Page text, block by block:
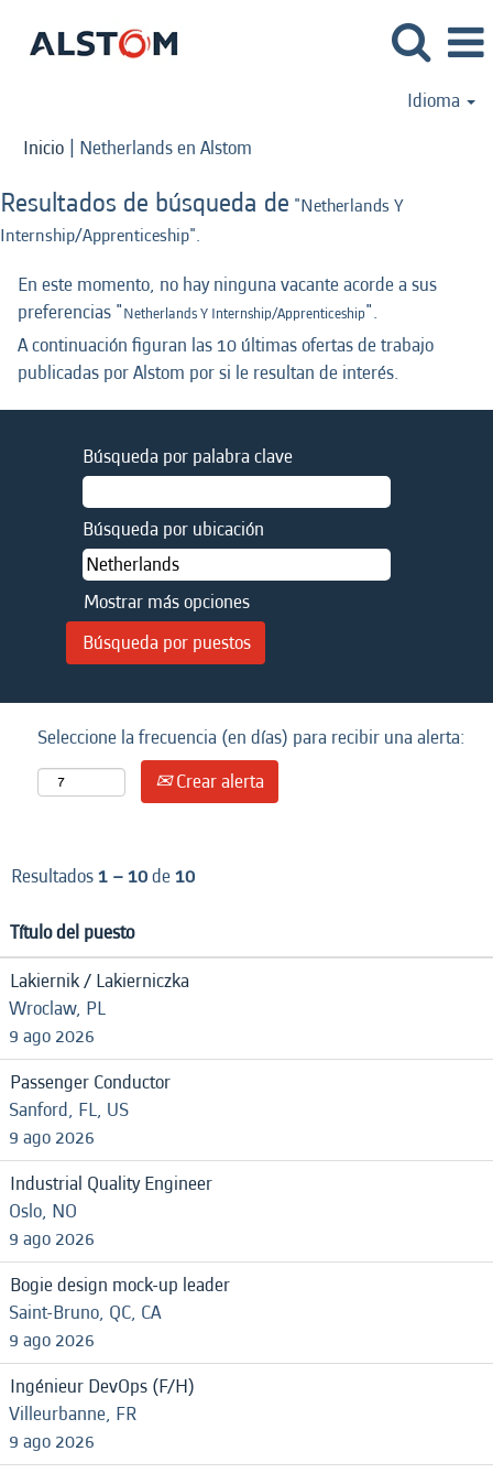
Idioma
Inicio | Netherlands en Alstom
Resultados de búsqueda de "Netherlands Y
Internship/Apprenticeship".
En este momento, no hay ninguna vacante acorde a sus
preferencias "Netherlands Y Internship/Apprenticeship".
A continuación figuran las 10 últimas ofertas de trabajo
publicadas por Alstom por si le resultan de interés.
Búsqueda por palabra clave
Búsqueda por ubicación
Mostrar más opciones
Seleccione la frecuencia (en días) para recibir una alerta:
Crear alerta
Resultados1 – 10de10
Título del puesto
Lakiernik / Lakierniczka
Wroclaw, PL
9 ago 2026
Passenger Conductor
Sanford, FL, US
9 ago 2026
Industrial Quality Engineer
Oslo, NO
9 ago 2026
Bogie design mock-up leader
Saint-Bruno, QC, CA
9 ago 2026
Ingénieur DevOps (F/H)
Villeurbanne, FR
9 ago 2026